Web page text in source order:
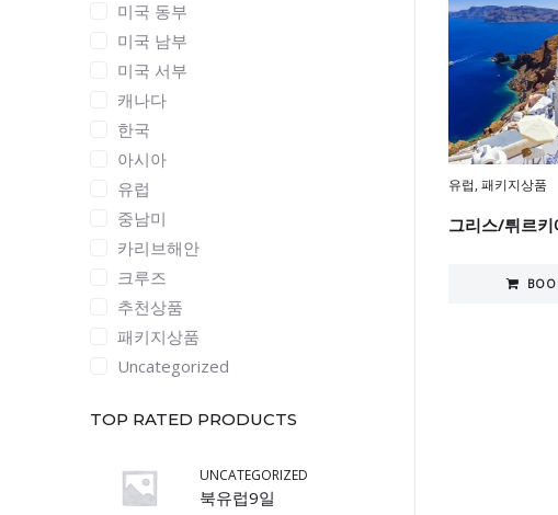
미국 동부
미국 남부
미국 서부
캐나다
한국
아시아
유럽
중남미
카리브해안
크루즈
추천상품
패키지상품
Uncategorized
TOP RATED PRODUCTS
UNCATEGORIZED
북유럽9일
유럽,패키지상품
그리스/튀르